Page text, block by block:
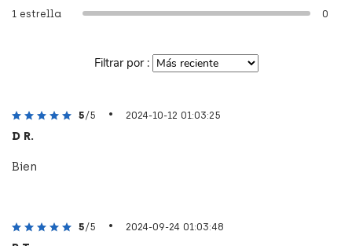
1 estrella 0
Filtrar por :
5/5 • 2024-10-12 01:03:25
D R.
Bien
5/5 • 2024-09-24 01:03:48